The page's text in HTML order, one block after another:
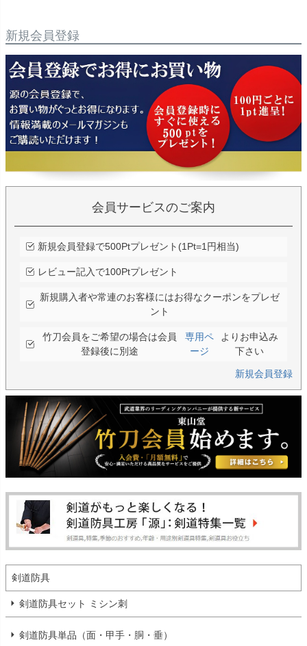
新規会員登録
会員サービスのご案内
新規会員登録で500Ptプレゼント(1Pt=1円相当)
レビュー記入で100Ptプレゼント
新規購入者や常連のお客様にはお得なクーポンをプレゼ
ント
竹刀会員をご希望の場合は会員
登録後に別途
専用ペ
ージ
よりお申込み
下さい
新規会員登録
剣道防具
剣道防具セット ミシン刺
剣道防具単品（面・甲手・胴・垂）